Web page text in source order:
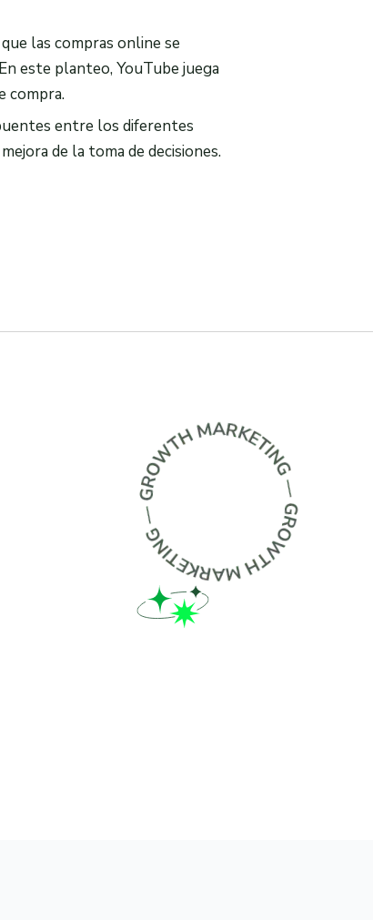
las compras online se
este planteo, YouTube juega
compra.
entre los diferentes
de la toma de decisiones.